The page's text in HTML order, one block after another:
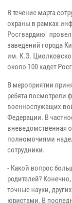
В течение марта
охраны в рамках
Росгвардию"
заведений города
им. К.Э.
около 100 кадет
В мероприятии
ребята посмотрели
военнослужащих
Федерации. В
вневедомственная
полномочиями
сотрудники.
- Какой вопрос
родителей?
точные науки,
юристами. В